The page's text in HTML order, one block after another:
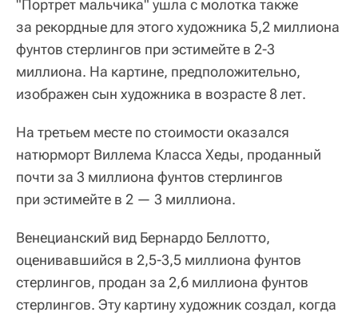
"Портрет мальчика" ушла с молотка также
за рекордные для этого художника 5,2 миллиона
фунтов стерлингов при эстимейте в 2-3
миллиона. На картине, предположительно,
изображен сын художника в возрасте 8 лет.
На третьем месте по стоимости оказался
натюрморт Виллема Класса Хеды, проданный
почти за 3 миллиона фунтов стерлингов
при эстимейте в 2 — 3 миллиона.
Венецианский вид Бернардо Беллотто,
оценивавшийся в 2,5-3,5 миллиона фунтов
стерлингов, продан за 2,6 миллиона фунтов
стерлингов. Эту картину художник создал, когда